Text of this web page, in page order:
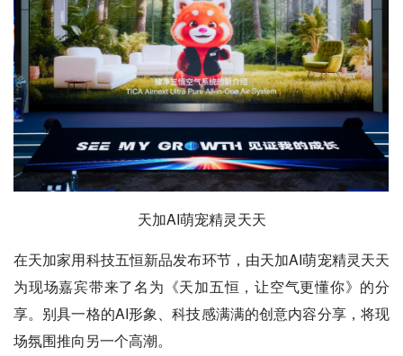
天加AI萌宠精灵天天
在天加家用科技五恒新品发布环节，由天加AI萌宠精灵天天
为现场嘉宾带来了名为《天加五恒，让空气更懂你》的分
享。别具一格的AI形象、科技感满满的创意内容分享，将现
场氛围推向另一个高潮。